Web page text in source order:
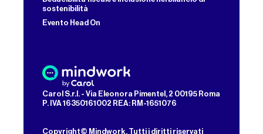
sostenibilità
Evento Head On
Carol S.r.l. - Via Eleonora Pimentel, 2 00195 Roma
P. IVA 16350161002 REA: RM-1651076
Copyright© Mindwork. Tutti i diritti riservati